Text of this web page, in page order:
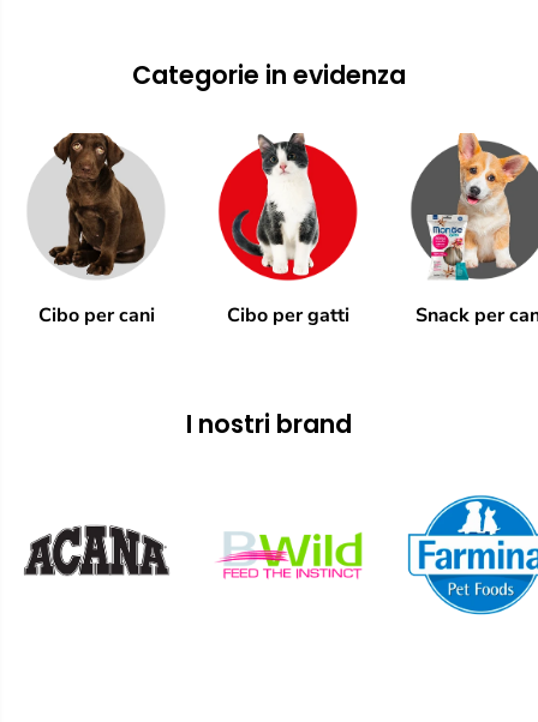
Categorie in evidenza
Cibo per cani Cibo per gatti Snack per
I nostri brand